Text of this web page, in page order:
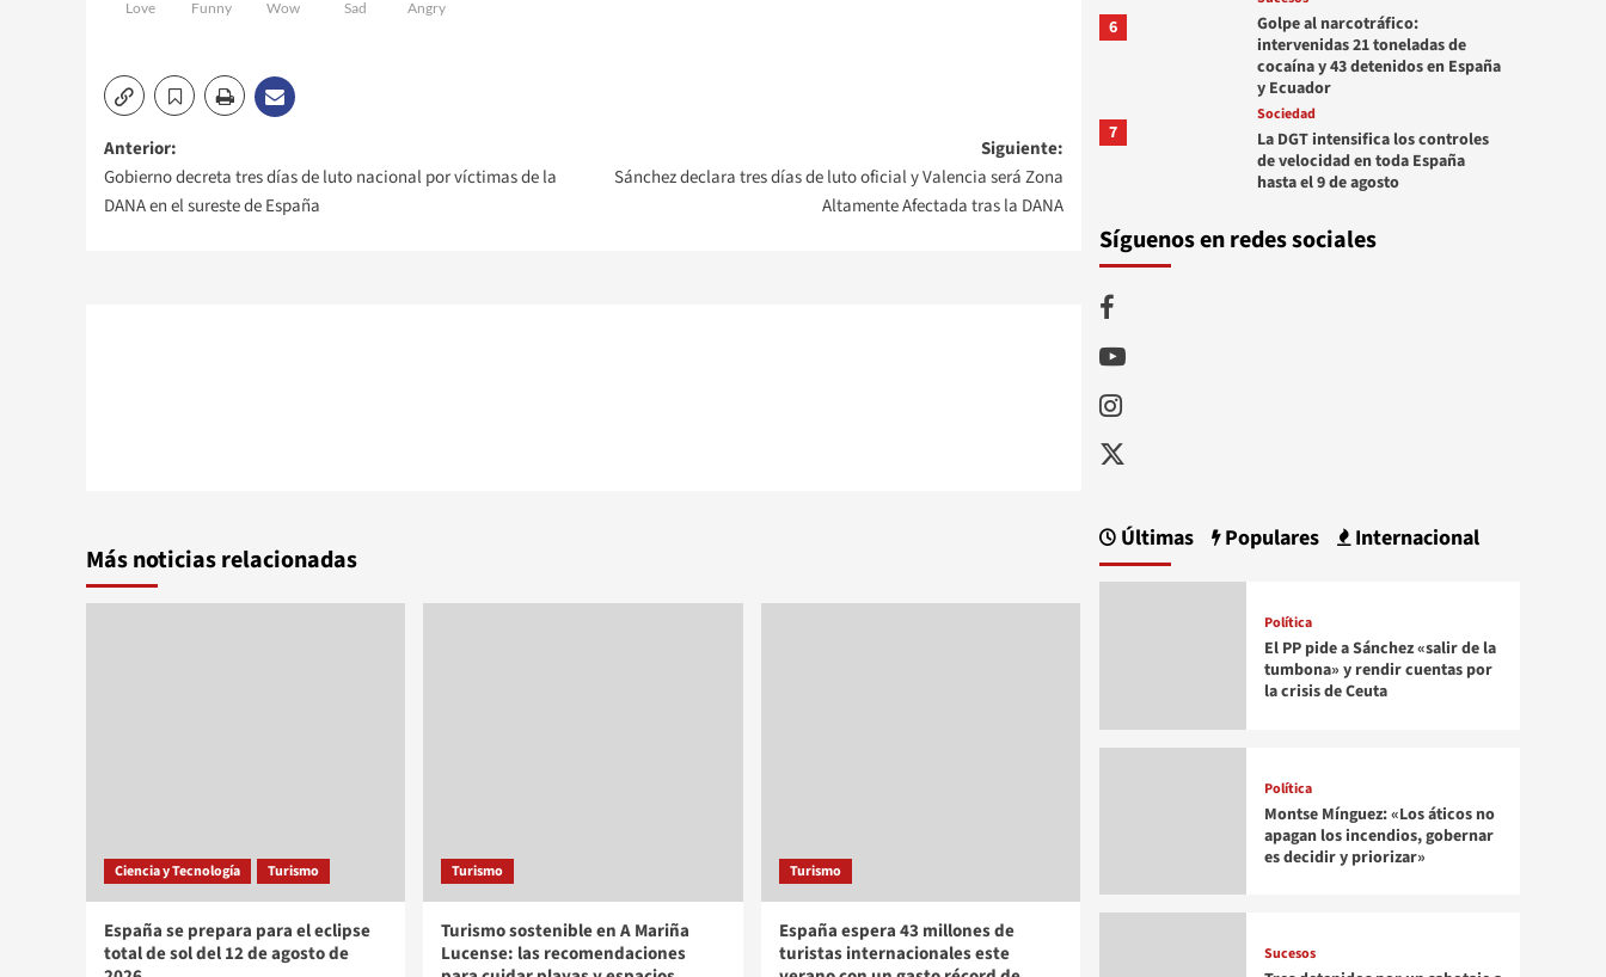
Love
Funny
Wow
Sad
Angry
Navegación
de
Anterior:
Gobierno decreta tres días de luto nacional por víctimas de la
DANA en el sureste de España
Siguiente:
Sánchez declara tres días de luto oficial y Valencia será Zona
Altamente Afectada tras la DANA
Más noticias relacionadas
Ciencia y Tecnología Turismo
España se prepara para el eclipse
total de sol del 12 de agosto de
Turismo
Turismo sostenible en A Mariña
Lucense: las recomendaciones
Turismo
España espera 43 millones de
turistas internacionales este
6
Golpe al narcotráfico:
intervenidas 21 toneladas de
cocaína y 43 detenidos en España
y Ecuador
7
Sociedad
La DGT intensifica los controles
de velocidad en toda España
hasta el 9 de agosto
Síguenos en redes sociales
Facebook
Youtube
Instagram
Twitter
Últimas Populares Internacional
Política
El PP pide a Sánchez «salir de la
tumbona» y rendir cuentas por
la crisis de Ceuta
Política
Montse Mínguez: «Los áticos no
apagan los incendios, gobernar
es decidir y priorizar»
Sucesos